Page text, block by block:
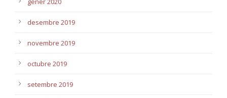
desembre 2019
novembre 2019
octubre 2019
setembre 2019